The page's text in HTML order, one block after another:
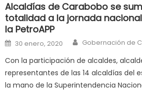
hard
fuck,
सच
ह
स
ल
Alcaldías de Carabobo se
totalidad a la jornada
la PetroAPP
Posted on
30 enero, 2020 Author
Gobernación de
Con la participación de alcaldes,
representantes de las 14 alcaldías del
la mano de la Superintendencia